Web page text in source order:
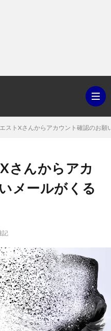
イ
ン
ナ
シ
ン
グ
画・
マ
ン
ギ
ャ
ラ
ホ
ー
ストXさんからアカウント確認のお願
さんからアカ
メールがくる
記